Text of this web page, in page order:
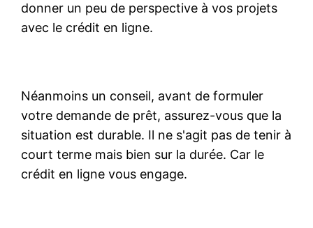
donner un peu de perspective à vos projets
avec le crédit en ligne.
Néanmoins un conseil, avant de formuler
votre demande de prêt, assurez-vous que la
situation est durable. Il ne s'agit pas de tenir à
court terme mais bien sur la durée. Car le
crédit en ligne vous engage.